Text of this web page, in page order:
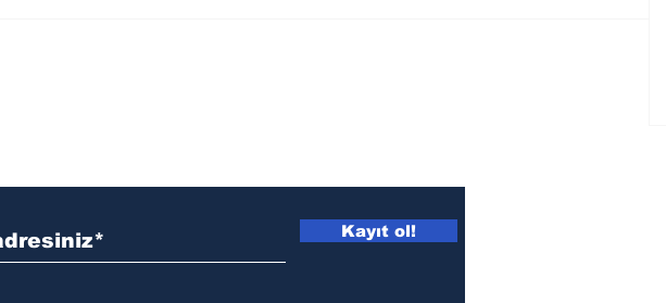
Kayıt ol!